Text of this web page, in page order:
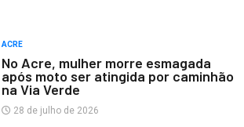
ACRE
No Acre, mulher morre esmagada
após moto ser atingida por caminhão
na Via Verde
28 de julho de 2026